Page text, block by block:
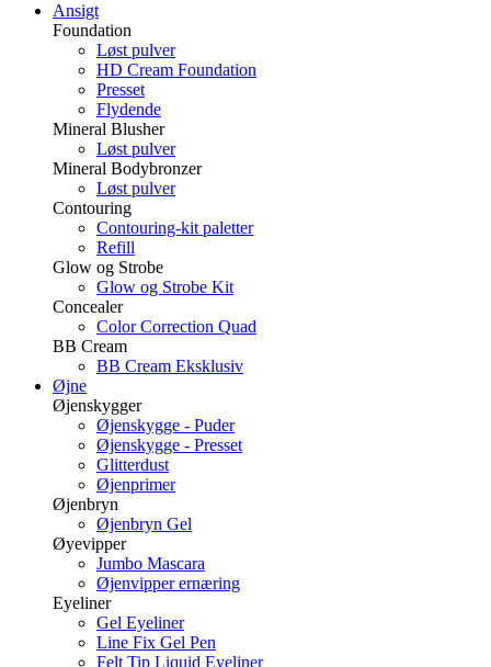
Ansigt
Foundation
Løst pulver
HD Cream Foundation
Presset
Flydende
Mineral Blusher
Løst pulver
Mineral Bodybronzer
Løst pulver
Contouring
Contouring-kit paletter
Refill
Glow og Strobe
Glow og Strobe Kit
Concealer
Color Correction Quad
BB Cream
BB Cream Eksklusiv
Øjne
Øjenskygger
Øjenskygge - Puder
Øjenskygge - Presset
Glitterdust
Øjenprimer
Øjenbryn
Øjenbryn Gel
Øyevipper
Jumbo Mascara
Øjenvipper ernæring
Eyeliner
Gel Eyeliner
Line Fix Gel Pen
Felt Tip Liquid Eyeliner